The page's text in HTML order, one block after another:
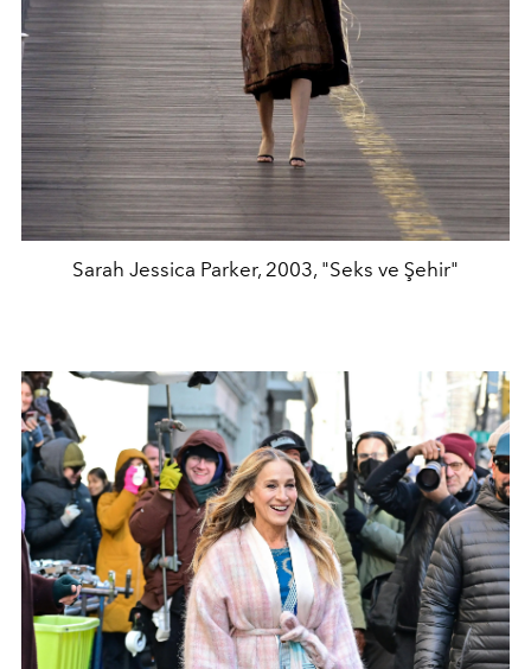
Sarah Jessica Parker, 2003, "Seks ve Şehir"